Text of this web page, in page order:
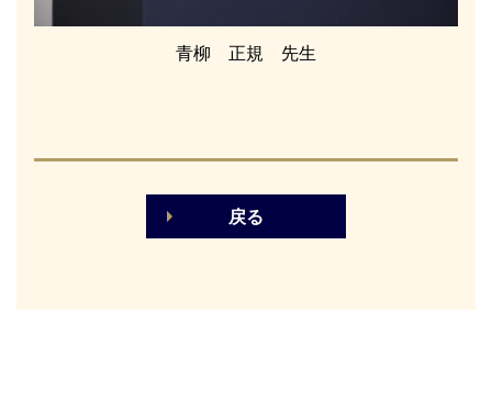
青柳 正規 先生
戻る